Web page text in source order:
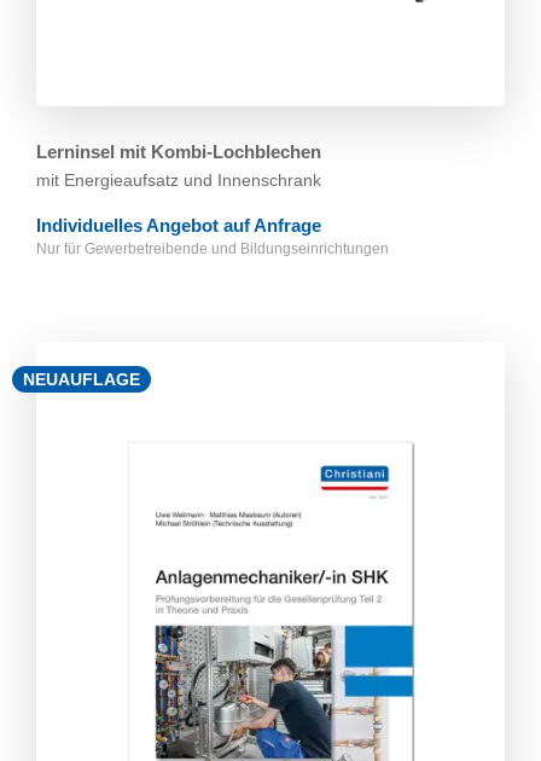
Lerninsel mit Kombi-Lochblechen
mit Energieaufsatz und Innenschrank
Individuelles Angebot auf Anfrage
Nur für Gewerbetreibende und Bildungs­einrichtungen
NEUAUFLAGE